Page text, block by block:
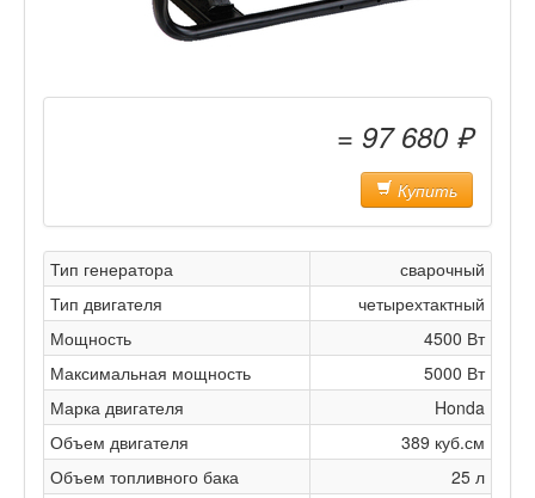
= 97 680 ₽
Купить
Тип генератора
сварочный
Тип двигателя
четырехтактный
Мощность
4500 Вт
Максимальная мощность
5000 Вт
Марка двигателя
Honda
Объем двигателя
389 куб.см
Объем топливного бака
25 л